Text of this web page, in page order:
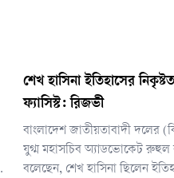
শেখ হাসিনা ইতিহাসের
ফ্যাসিস্ট: রিজভী
বাংলাদেশ জাতীয়তাবাদী দলের
যুগ্ম মহাসচিব অ্যাডভোকেট রুহুল
বলেছেন, শেখ হাসিনা ছিলেন